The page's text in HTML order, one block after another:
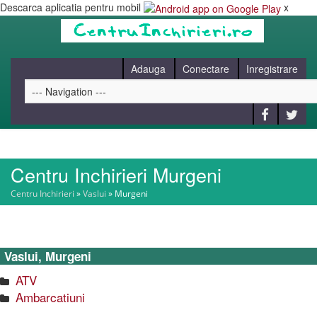
Descarca aplicatia pentru mobil x
Adauga Conectare Inregistrare
HOME
BLOG
CONTACT
Centru Inchirieri Murgeni
Centru Inchirieri »Vaslui » Murgeni
Vaslui, Murgeni
ATV
Ambarcatiuni